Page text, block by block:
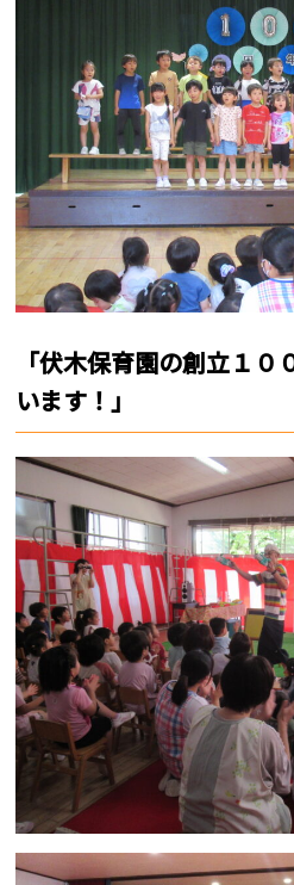
「伏木保育園の創立１
います！」